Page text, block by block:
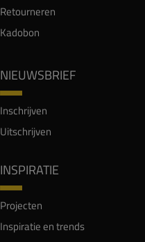
Retourneren
Kadobon
NIEUWSBRIEF
Inschrijven
Uitschrijven
INSPIRATIE
Projecten
Inspiratie en trends